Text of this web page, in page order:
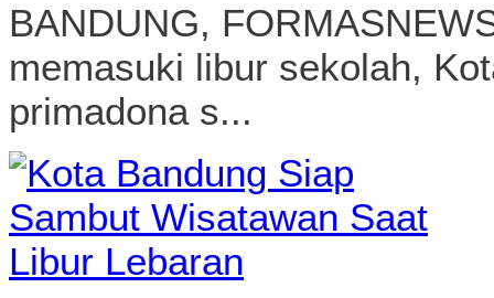
BANDUNG,
memasuki libur sekolah,
primadona s...